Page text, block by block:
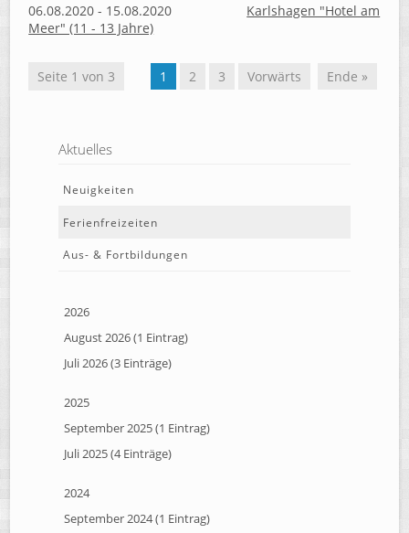
06.08.2020 - 15.08.2020
Karlshagen "Hotel am
Meer" (11 - 13 Jahre)
Seite 1 von 3 1 2 3 Vorwärts Ende »
Aktuelles
Neuigkeiten
Ferienfreizeiten
Aus- & Fortbildungen
2026
August 2026 (1 Eintrag)
Juli 2026 (3 Einträge)
2025
September 2025 (1 Eintrag)
Juli 2025 (4 Einträge)
2024
September 2024 (1 Eintrag)